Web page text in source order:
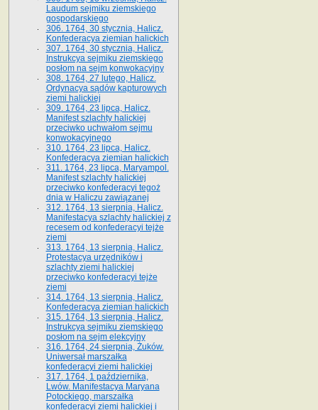
Laudum sejmiku ziemskiego
gospodarskiego
306. 1764, 30 stycznia, Halicz.
Konfederacya ziemian halickich
307. 1764, 30 stycznia, Halicz.
Instrukcya sejmiku ziemskiego
posłom na sejm konwokacyjny
308. 1764, 27 lutego, Halicz.
Ordynacya sądów kapturowych
ziemi halickiej
309. 1764, 23 lipca, Halicz.
Manifest szlachty halickiej
przeciwko uchwałom sejmu
konwokacyjnego
310. 1764, 23 lipca, Halicz.
Konfederacya ziemian halickich
311. 1764, 23 lipca, Maryampol.
Manifest szlachty halickiej
przeciwko konfederacyi tegoż
dnia w Haliczu zawiązanej
312. 1764, 13 sierpnia, Halicz.
Manifestacya szlachty halickiej z
recesem od konfederacyi tejże
ziemi
313. 1764, 13 sierpnia, Halicz.
Protestacya urzędników i
szlachty ziemi halickiej
przeciwko konfederacyi tejże
ziemi
314. 1764, 13 sierpnia, Halicz.
Konfederacya ziemian halickich
315. 1764, 13 sierpnia, Halicz.
Instrukcya sejmiku ziemskiego
posłom na sejm elekcyjny
316. 1764, 24 sierpnia, Żuków.
Uniwersał marszałka
konfederacyi ziemi halickiej
317. 1764, 1 października,
Lwów. Manifestacya Maryana
Potockiego, marszałka
konfederacyi ziemi halickiej i